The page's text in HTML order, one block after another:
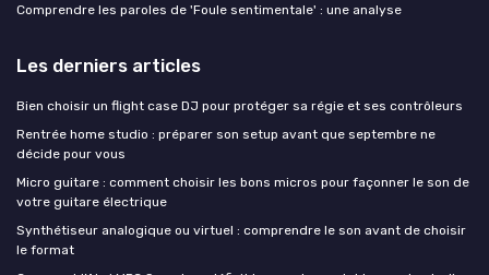
Comprendre les paroles de 'Foule sentimentale' : une analyse
Les derniers articles
Bien choisir un flight case DJ pour protéger sa régie et ses contrôleurs
Rentrée home studio : préparer son setup avant que septembre ne
décide pour vous
Micro guitare : comment choisir les bons micros pour façonner le son de
votre guitare électrique
Synthétiseur analogique ou virtuel : comprendre le son avant de choisir
le format